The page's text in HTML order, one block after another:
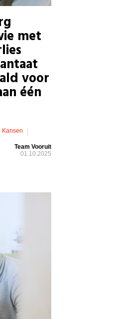
met
voor
één
Team Vooruit
01.10.2025